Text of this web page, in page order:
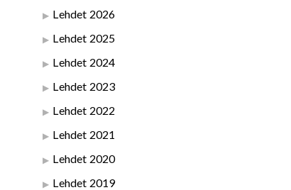
Lehdet 2026
Lehdet 2025
Lehdet 2024
Lehdet 2023
Lehdet 2022
Lehdet 2021
Lehdet 2020
Lehdet 2019